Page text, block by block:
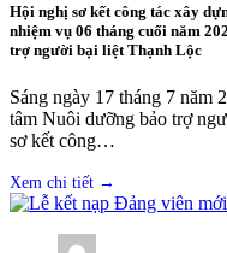
Hội nghị sơ kết công tác xây
nhiệm vụ 06 tháng cuối năm
trợ người bại liệt Thạnh Lộc
Sáng ngày 17 tháng 7 năm
tâm Nuôi dưỡng bảo trợ
sơ kết công…